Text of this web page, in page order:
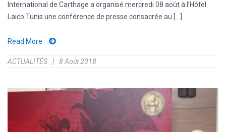
International de Carthage a organisé mercredi 08 août à l’Hôtel
Laico Tunis une conférence de presse consacrée au [...]
Read More
ACTUALITÉS 8 Août 2018